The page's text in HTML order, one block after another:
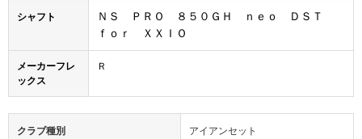
シャフト
ＮＳ ＰＲＯ ８５０ＧＨ ｎｅｏ ＤＳＴ
ｆｏｒ ＸＸＩＯ
メーカーフレ
ックス
Ｒ
クラブ種別 アイアンセット